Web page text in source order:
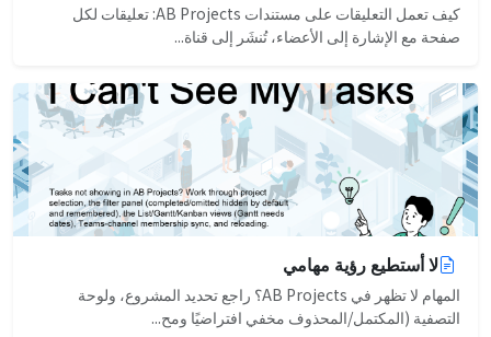
كيف تعمل التعليقات على مستندات AB Projects: تعليقات لكل
صفحة مع الإشارة إلى الأعضاء، تُنشَر إلى قناة...
لا أستطيع رؤية مهامي
المهام لا تظهر في AB Projects؟ راجع تحديد المشروع، ولوحة
التصفية (المكتمل/المحذوف مخفي افتراضيًا ومح...